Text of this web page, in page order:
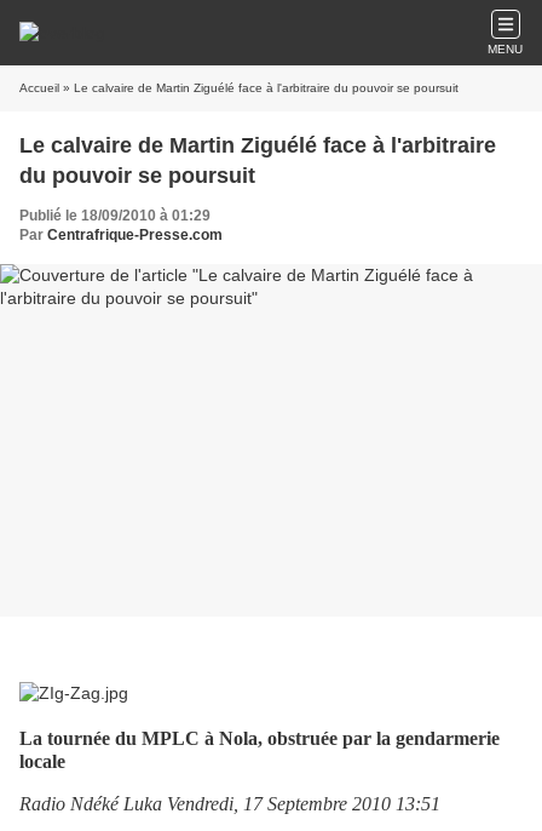
MENU
Accueil » Le calvaire de Martin Ziguélé face à l'arbitraire du pouvoir se poursuit
Le calvaire de Martin Ziguélé face à l'arbitraire
du pouvoir se poursuit
Publié le 18/09/2010 à 01:29
Par Centrafrique-Presse.com
La tournée du MPLC à Nola, obstruée par la gendarmerie
locale
Radio Ndéké Luka Vendredi, 17 Septembre 2010 13:51